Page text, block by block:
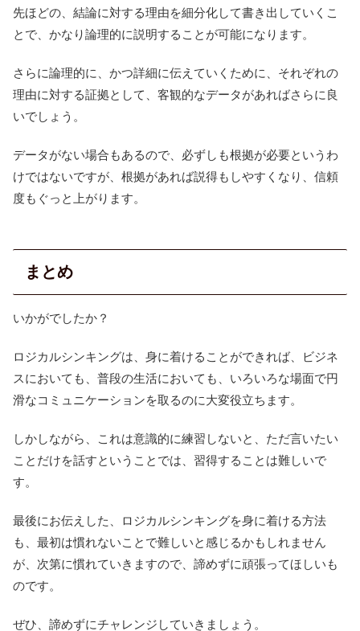
先ほどの、結論に対する理由を細分化して書き出していくこ
とで、かなり論理的に説明することが可能になります。
さらに論理的に、かつ詳細に伝えていくために、それぞれの
理由に対する証拠として、客観的なデータがあればさらに良
いでしょう。
データがない場合もあるので、必ずしも根拠が必要というわ
けではないですが、根拠があれば説得もしやすくなり、信頼
度もぐっと上がります。
まとめ
いかがでしたか？
ロジカルシンキングは、身に着けることができれば、ビジネ
スにおいても、普段の生活においても、いろいろな場面で円
滑なコミュニケーションを取るのに大変役立ちます。
しかしながら、これは意識的に練習しないと、ただ言いたい
ことだけを話すということでは、習得することは難しいで
す。
最後にお伝えした、ロジカルシンキングを身に着ける方法
も、最初は慣れないことで難しいと感じるかもしれません
が、次第に慣れていきますので、諦めずに頑張ってほしいも
のです。
ぜひ、諦めずにチャレンジしていきましょう。